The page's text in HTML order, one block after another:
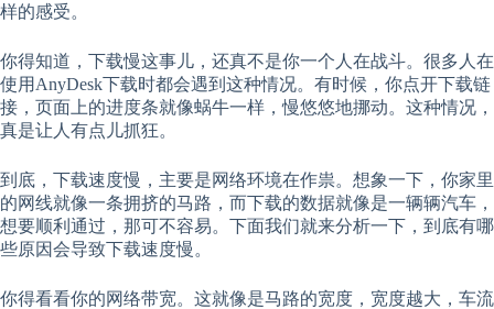
样的感受。
你得知道，下载慢这事儿，还真不是你一个人在战斗。很多人在
使用AnyDesk下载时都会遇到这种情况。有时候，你点开下载链
接，页面上的进度条就像蜗牛一样，慢悠悠地挪动。这种情况，
真是让人有点儿抓狂。
到底，下载速度慢，主要是网络环境在作祟。想象一下，你家里
的网线就像一条拥挤的马路，而下载的数据就像是一辆辆汽车，
想要顺利通过，那可不容易。下面我们就来分析一下，到底有哪
些原因会导致下载速度慢。
你得看看你的网络带宽。这就像是马路的宽度，宽度越大，车流